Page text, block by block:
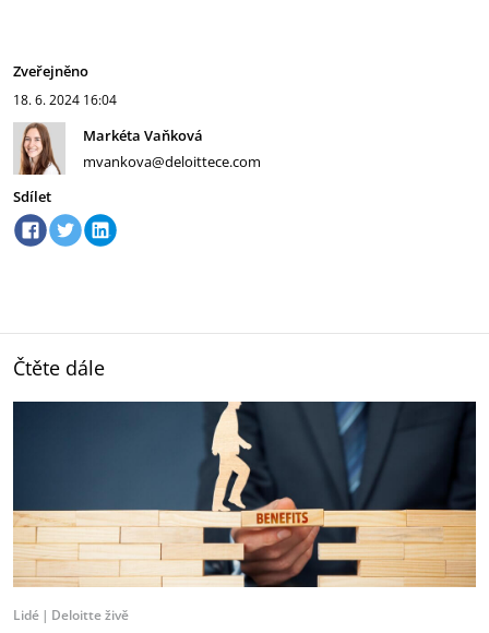
Zveřejněno
18. 6. 2024 16:04
Markéta Vaňková
mvankova@deloittece.com
Sdílet
Čtěte dále
Lidé Deloitte živě